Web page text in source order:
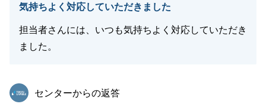
閉じる
気持ちよく対応していただきました
担当者さんには、いつも気持ちよく対応していただき
ました。
東急リバブル
センターからの返答